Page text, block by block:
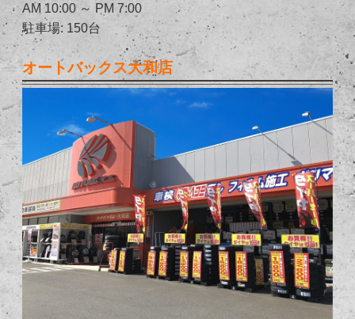
AM 10:00 ～ PM 7:00
駐車場: 150台
オートバックス大和店